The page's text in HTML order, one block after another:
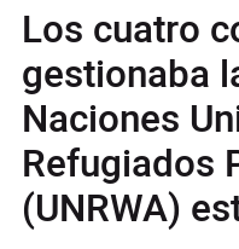
Los cuatro
gestionaba
Naciones
Refugiados
(UNRWA)